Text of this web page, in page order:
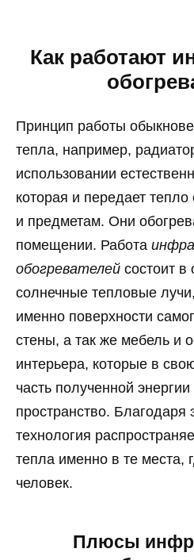
Как работают
Принцип работы
тепла, например,
использовании
которая и передает
и предметам. Они
помещении. Работа
обогревателей состоит в
солнечные тепловые
именно поверхности
стены, а так же мебель и
интерьера, которые в
часть полученной
пространство. Благодаря
технология
тепла именно в те места,
человек.
Плюсы